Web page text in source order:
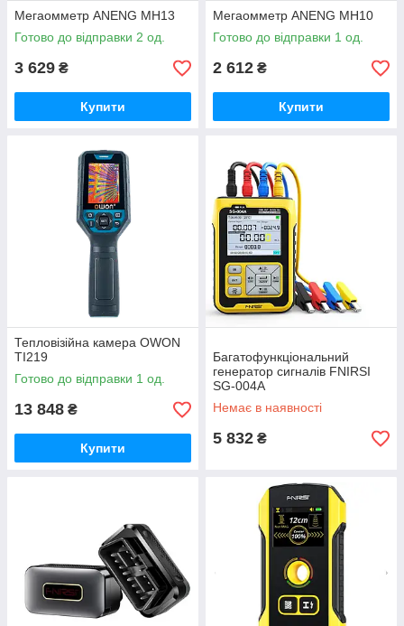
Мегаомметр ANENG MH13
Готово до відправки 2 од.
3 629 ₴
Купити
Мегаомметр ANENG MH10
Готово до відправки 1 од.
2 612 ₴
Купити
Тепловізійна камера OWON
TI219
Готово до відправки 1 од.
13 848 ₴
Купити
Багатофункціональний
генератор сигналів FNIRSI
SG-004A
Немає в наявності
5 832 ₴